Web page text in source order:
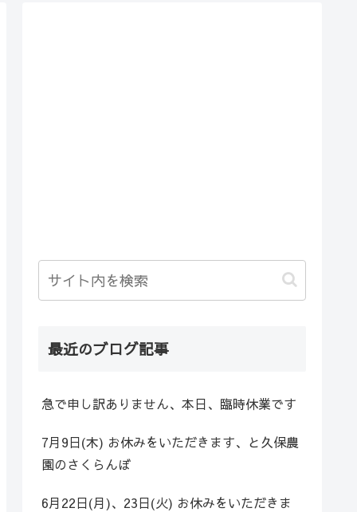
最近のブログ記事
急で申し訳ありません、本日、臨時休業です
7月9日(木) お休みをいただきます、と久保農
園のさくらんぼ
6月22日(月)、23日(火) お休みをいただきま